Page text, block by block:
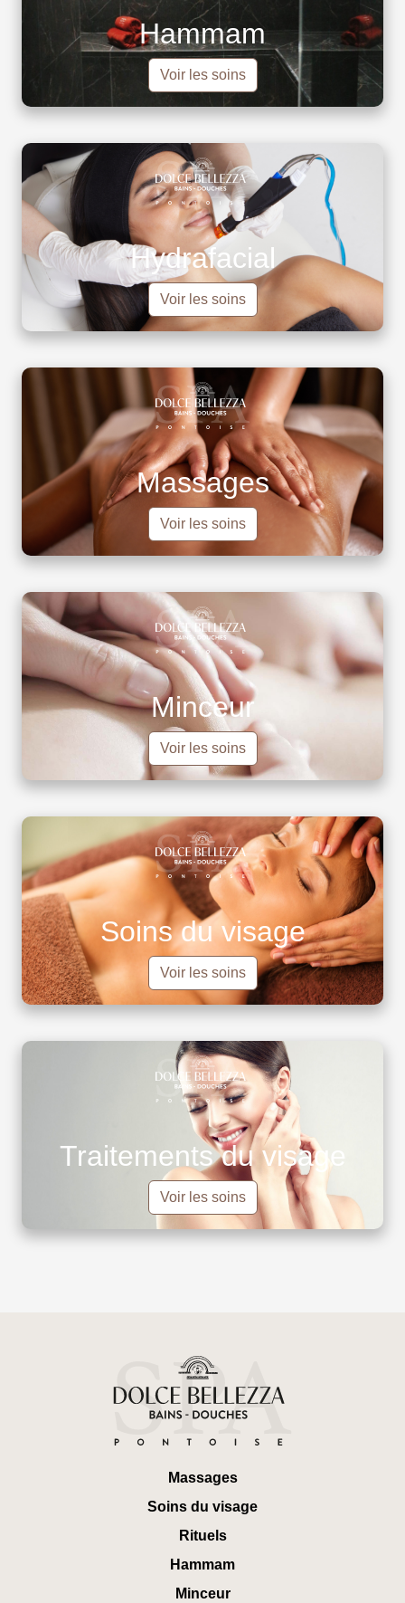
Hammam
Voir les soins
Hydrafacial
Voir les soins
Massages
Voir les soins
Minceur
Voir les soins
Soins du visage
Voir les soins
Traitements du visage
Voir les soins
Massages
Soins du visage
Rituels
Hammam
Minceur